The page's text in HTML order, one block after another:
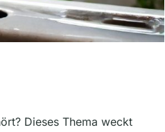
Dieses Thema weckt